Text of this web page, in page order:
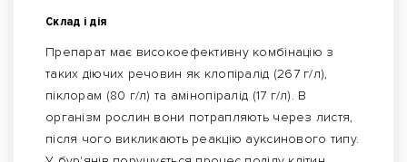
Склад і дія
Препарат має високоефективну комбінацію з
таких діючих речовин як клопіралід (267 г/л),
піклорам (80 г/л) та амінопіралід (17 г/л). В
організм рослин вони потрапляють через листя,
після чого викликають реакцію ауксинового типу.